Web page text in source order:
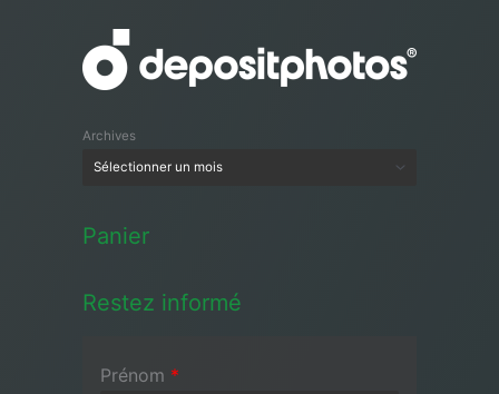
Archives
Panier
Restez informé
Prénom *